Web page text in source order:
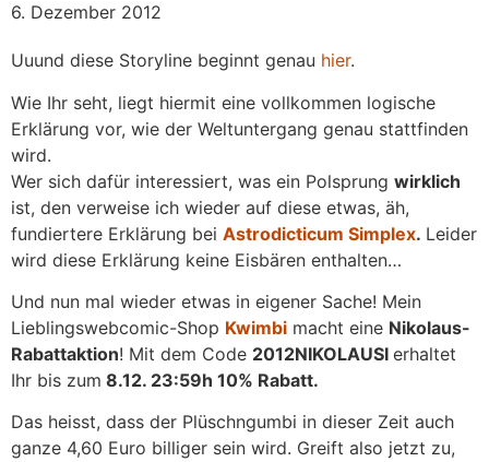
6. Dezember 2012
Uuund diese Storyline beginnt genau hier.
Wie Ihr seht, liegt hiermit eine vollkommen logische
Erklärung vor, wie der Weltuntergang genau stattfinden
wird.
Wer sich dafür interessiert, was ein Polsprung wirklich
ist, den verweise ich wieder auf diese etwas, äh,
fundiertere Erklärung bei Astrodicticum Simplex. Leider
wird diese Erklärung keine Eisbären enthalten…
Und nun mal wieder etwas in eigener Sache! Mein
Lieblingswebcomic-Shop Kwimbi macht eine Nikolaus-
Rabattaktion! Mit dem Code 2012NIKOLAUSI erhaltet
Ihr bis zum 8.12. 23:59h 10% Rabatt.
Das heisst, dass der Plüschngumbi in dieser Zeit auch
ganze 4,60 Euro billiger sein wird. Greift also jetzt zu,